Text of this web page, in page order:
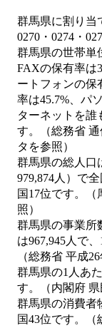
群馬県に割り当
0270・0274・
群馬県の世帯単
FAXの保有率は
ートフォンの保
率は45.7%、パ
ターネットを誰
す。（総務省
タを参照）
群馬県の総人口
979,874人）で
国17位です。
照）
群馬県の事業所
は967,945人で
（総務省 平成
群馬県の1人あ
す。（内閣府 県
群馬県の消費者
国43位です。